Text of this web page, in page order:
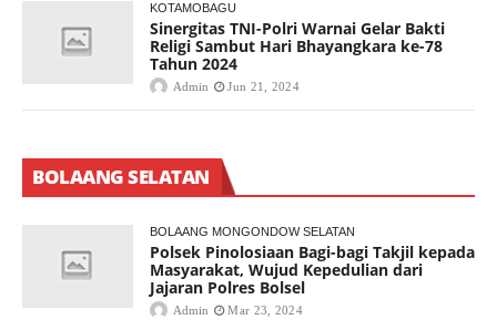
KOTAMOBAGU
Sinergitas TNI-Polri Warnai Gelar Bakti
Religi Sambut Hari Bhayangkara ke-78
Tahun 2024
Admin Jun 21, 2024
BOLAANG SELATAN
BOLAANG MONGONDOW SELATAN
Polsek Pinolosiaan Bagi-bagi Takjil kepada
Masyarakat, Wujud Kepedulian dari
Jajaran Polres Bolsel
Admin Mar 23, 2024